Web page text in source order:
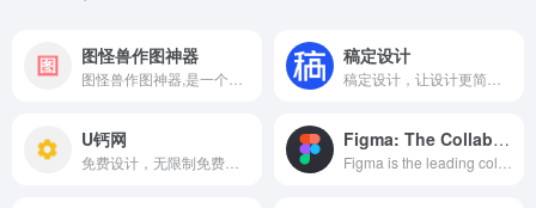
图怪兽作图神器 稿定设计
U钙网 Figma: The Collaborative Interface Design Tool